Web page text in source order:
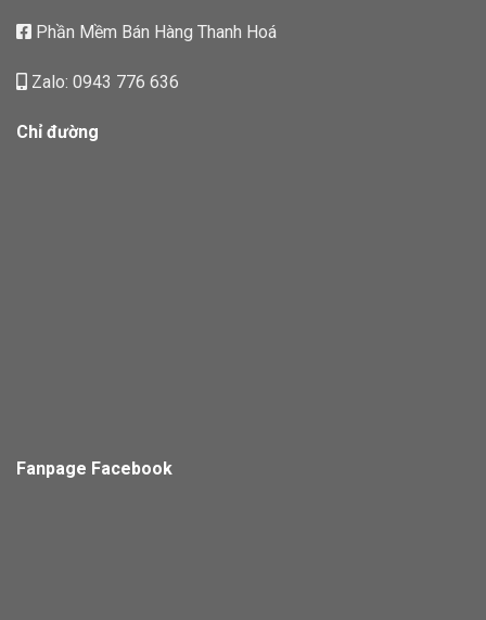
Phần Mềm Bán Hàng Thanh Hoá
Zalo: 0943 776 636
Chỉ đường
Fanpage Facebook